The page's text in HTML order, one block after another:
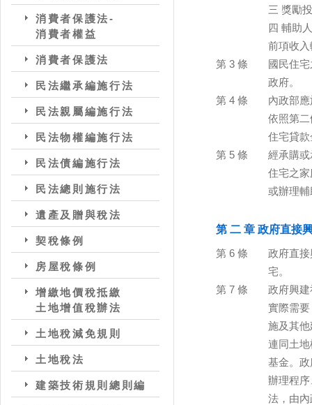
消費者保護法-
消費者權益
消費者保護法
民法繼承編施行法
民法親屬編施行法
民法物權編施行法
民法債編施行法
民法總則施行法
遺產及贈與稅法
契稅條例
房屋稅條例
增繳地價稅抵繳
土地增值稅辦法
土地稅減免規則
土地稅法
建築技術規則總則編
三 獎勵
四 輔助
前項收
第 3 條
國民住
政府。
第 4 條
內政部
依照第
住宅貸
第 5 條
經承購
住宅之
或辦理
第 二 章 政府直接
第 6 條
政府直
宅。
第 7 條
政府興
實際需
施及其
連同土
基金。
辦理程
法，由